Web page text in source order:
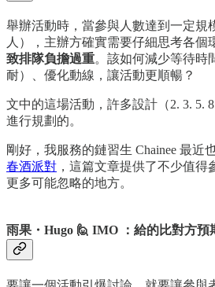
舉辦活動時，當參與人數達到一定規
人），主辦方確實需要仔細思考各個
致排隊負擔過重。該如何減少等待時
耐）、優化動線，讓活動更順暢？
文中的這場活動，許多設計（2. 3. 5.
進行規劃的。
剛好，我服務的鏈習生 Chainee 最近
春酒派對 ，這篇文章提供了不少值
更多可能忽略的地方。
雨果・Hugo 🙋 IMO ：給的比對方預